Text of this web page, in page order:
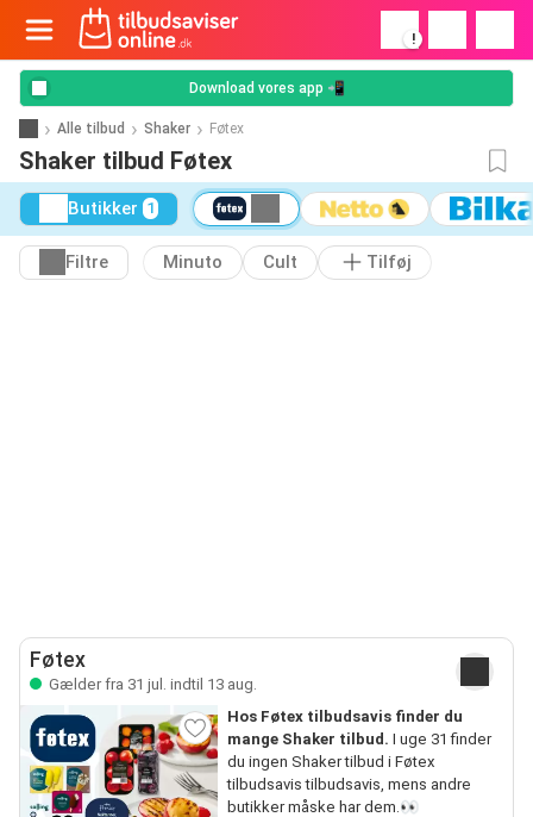
!
Download vores app 📲
Alle tilbud Shaker Føtex
Shaker tilbud Føtex
Butikker 1
Filtre Minuto Cult Tilføj
Føtex
Gælder fra 31 jul. indtil 13 aug.
Hos Føtex tilbudsavis finder du
mange Shaker tilbud. I uge 31 finder
du ingen Shaker tilbud i Føtex
tilbudsavis tilbudsavis, mens andre
butikker måske har dem.👀